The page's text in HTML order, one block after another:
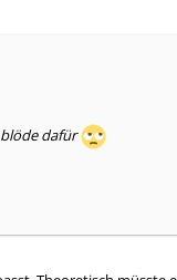
blöde dafür